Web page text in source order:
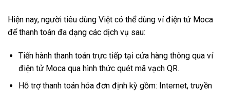
Hiện nay, người tiêu dùng Việt có thể dùng ví điện tử Moca
để thanh toán đa dạng các dịch vụ sau:
Tiến hành thanh toán trực tiếp tại cửa hàng thông qua ví
điện tử Moca qua hình thức quét mã vạch QR.
Hỗ trợ thanh toán hóa đơn định kỳ gồm: Internet, truyền